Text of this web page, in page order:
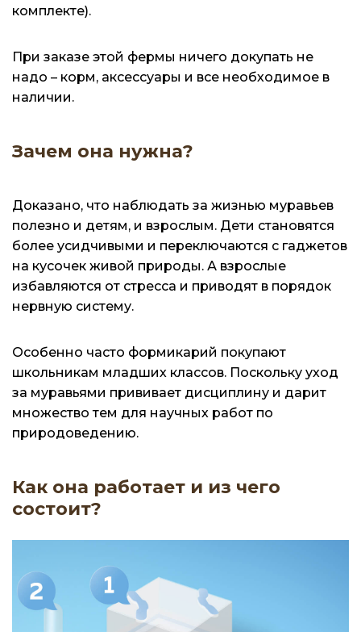
комплекте).
При заказе этой фермы ничего докупать не
надо – корм, аксессуары и все необходимое в
наличии.
Зачем она нужна?
Доказано, что наблюдать за жизнью муравьев
полезно и детям, и взрослым. Дети становятся
более усидчивыми и переключаются с гаджетов
на кусочек живой природы. А взрослые
избавляются от стресса и приводят в порядок
нервную систему.
Особенно часто формикарий покупают
школьникам младших классов. Поскольку уход
за муравьями прививает дисциплину и дарит
множество тем для научных работ по
природоведению.
Как она работает и из чего
состоит?